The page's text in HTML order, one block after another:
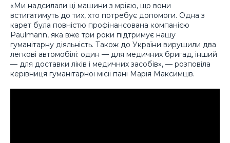
«Ми надсилали ці машини з мрією, що вони
встигатимуть до тих, хто потребує допомоги. Одна з
карет була повністю профінансована компанією
Paulmann, яка вже три роки підтримує нашу
гуманітарну діяльність. Також до України вирушили два
легкові автомобілі: один — для медичних бригад, інший
— для доставки ліків і медичних засобів», — розповіла
керівниця гуманітарної місії пані Марія Максимців.